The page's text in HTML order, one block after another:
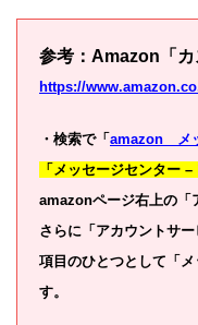
参考：Amazon「カ
https://
・検索で「amazon メ
「メッセージセンター –
amazonページ右上の「
さらに「アカウントサ
項目のひとつとして「
す。